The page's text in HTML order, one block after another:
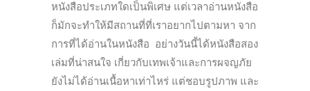
หนังสือประเภทใดเป็นพิเศษ แต่เวลาอ่านหนังสือ
ก็มักจะทำให้มีสถานที่ที่เราอยากไปตามหา จาก
การที่ได้อ่านในหนังสือ อย่างวันนี้ได้หนังสือสอง
เล่มที่น่าสนใจ เกี่ยวกับเทพเจ้าและการผจญภัย
ยังไม่ได้อ่านเนื้อหาเท่าไหร่ แต่ชอบรูปภาพ และ